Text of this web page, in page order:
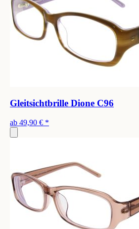
Gleitsichtbrille Dione C96
ab 49,90 € *